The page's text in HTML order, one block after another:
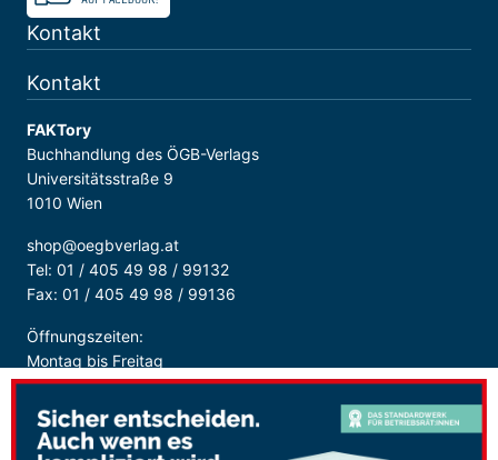
Kontakt
Kontakt
FAKTory
Buchhandlung des ÖGB-Verlags
Universitätsstraße 9
1010 Wien
shop@oegbverlag.at
Tel: 01 / 405 49 98 / 99132
Fax: 01 / 405 49 98 / 99136
Öffnungszeiten:
Montag bis Freitag
9:00 - 18:00 Uhr
durchgehend